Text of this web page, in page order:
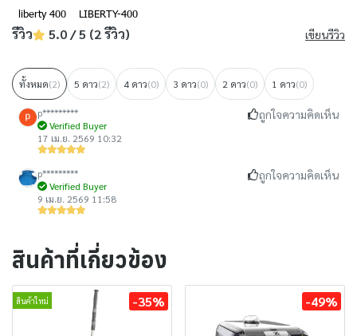
liberty 400 LIBERTY-400
รีวิว 5.0 / 5 (2 รีวิว) เขียนรีวิว
ทั้งหมด(2) 5 ดาว(2) 4 ดาว(0) 3 ดาว(0) 2 ดาว(0) 1 ดาว(0)
p*********
Verified Buyer
17 เม.ย. 2569 10:32
ถูกใจความคิดเห็น
p*********
Verified Buyer
9 เม.ย. 2569 11:58
ถูกใจความคิดเห็น
สินค้าที่เกี่ยวข้อง
สินค้าใหม่ -35% -49%